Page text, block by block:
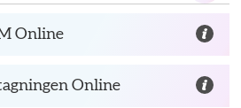
Online
Online